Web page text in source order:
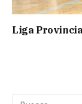
Liga